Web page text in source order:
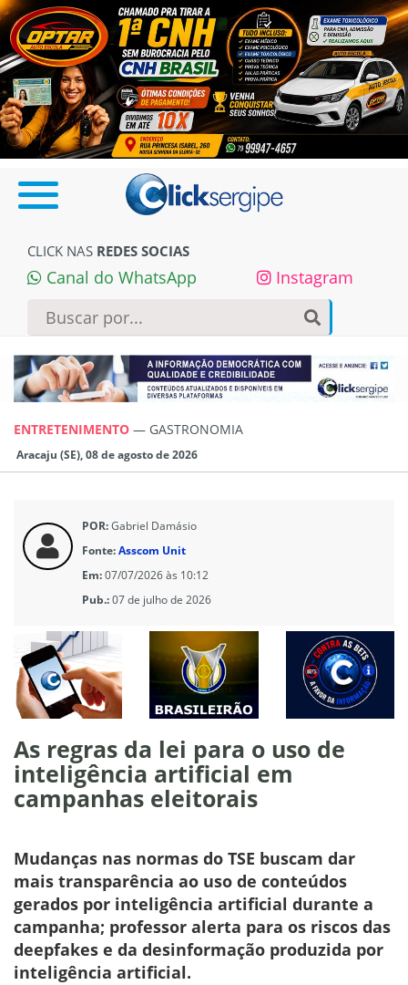
CLICK NAS REDES SOCIAS
Canal do WhatsApp Instagram
ENTRETENIMENTO — GASTRONOMIA
Aracaju (SE), 08 de agosto de 2026
POR:Gabriel Damásio
Fonte:Asscom Unit
Em:07/07/2026 às 10:12
Pub.:07 de julho de 2026
As regras da lei para o uso de
inteligência artificial em
campanhas eleitorais
Mudanças nas normas do TSE buscam dar
mais transparência ao uso de conteúdos
gerados por inteligência artificial durante a
campanha; professor alerta para os riscos das
deepfakes e da desinformação produzida por
inteligência artificial.